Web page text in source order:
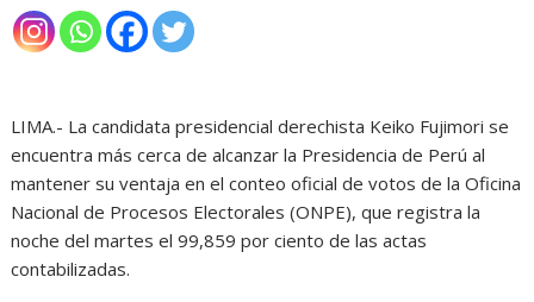
LIMA.- La candidata presidencial derechista Keiko Fujimori se
encuentra más cerca de alcanzar la Presidencia de Perú al
mantener su ventaja en el conteo oficial de votos de la Oficina
Nacional de Procesos Electorales (ONPE), que registra la
noche del martes el 99,859 por ciento de las actas
contabilizadas.